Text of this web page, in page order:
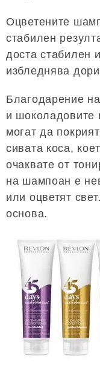
Оцветените
стабилен
доста стабилен
избледнява
Благодарение
и шоколадовите
могат да
сивата коса,
очаквате от
на шампоан е
или оцветят
основа.